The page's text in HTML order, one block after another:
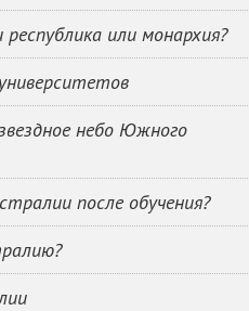
или монархия?
небо Южного
после обучения?